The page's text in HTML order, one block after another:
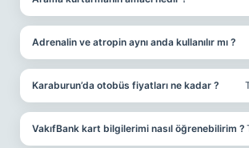
Adrenalin ve atropin aynı anda kullanılır mı ?
Karaburun’da otobüs fiyatları ne kadar ?
VakıfBank kart bilgilerimi nasıl öğrenebilirim ?